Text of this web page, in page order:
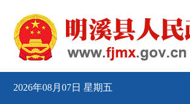
2026年08月07日 星期五